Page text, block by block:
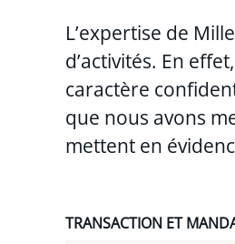
L’expertise de
d’activités. En
caractère
que nous avons
mettent en
TRANSACTION ET